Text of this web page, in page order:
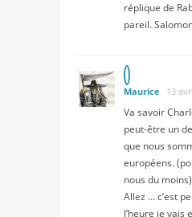
réplique de
pareil.
Maurice 13
Va savoir
peut-être un
que nous
européens.
nous du moins)
Allez … c’est
l’heure je vais